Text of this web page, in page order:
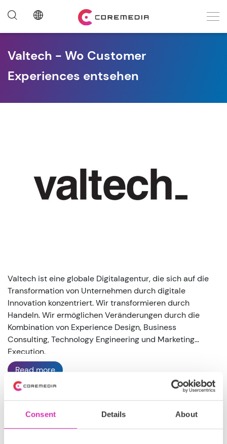
Consent Details About
Valtech - Wo Customer
Experiences entsehen
Valtech ist eine globale Digitalagentur, die sich auf die
Transformation von Unternehmen durch digitale
Innovation konzentriert. Wir transformieren durch
Handeln. Wir ermöglichen Veränderungen durch die
Kombination von Experience Design, Business
Consulting, Technology Engineering und Marketing
Execution.
Read more
DACH, EMEA, Großbritannien, Südamerika,
Nordamerika, APAC